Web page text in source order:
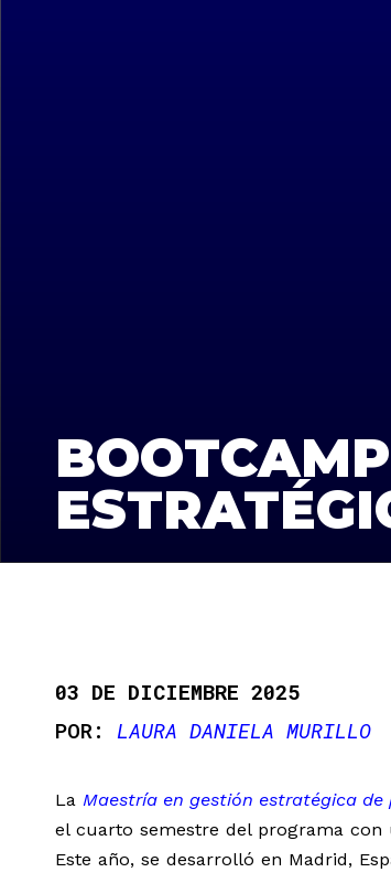
03 DE DICIEMBRE 2025
LAURA DANIELA MURILLO
La Maestría en gestión estratégica
el cuarto semestre del programa
Este año, se desarrolló en Madrid,